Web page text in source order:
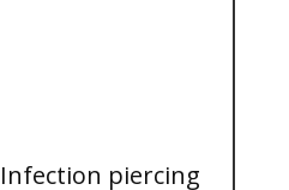
Infection piercing